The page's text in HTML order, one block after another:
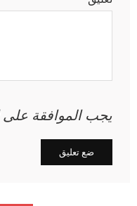
يجب الموافقة على